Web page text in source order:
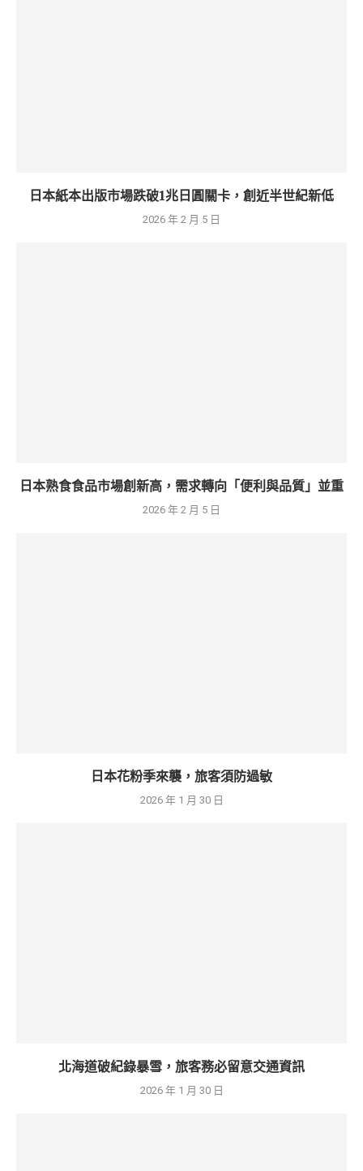
日本紙本出版市場跌破1兆日圓關卡，創近半世紀新低
2026 年 2 月 5 日
日本熟食食品市場創新高，需求轉向「便利與品質」並重
2026 年 2 月 5 日
日本花粉季來襲，旅客須防過敏
2026 年 1 月 30 日
北海道破紀錄暴雪，旅客務必留意交通資訊
2026 年 1 月 30 日